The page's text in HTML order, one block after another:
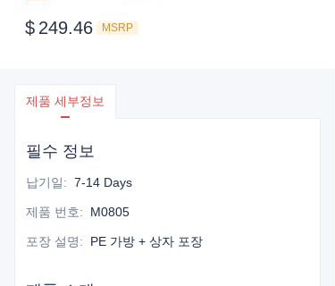
$ 249.46 MSRP
제품 세부정보
필수 정보
납기일: 7-14 Days
제품 번호: M0805
포장 설명: PE 가방 + 상자 포장